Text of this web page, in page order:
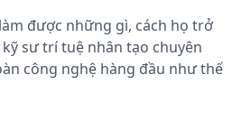
được những gì, cách họ trở
sư trí tuệ nhân tạo chuyên
công nghệ hàng đầu như thế